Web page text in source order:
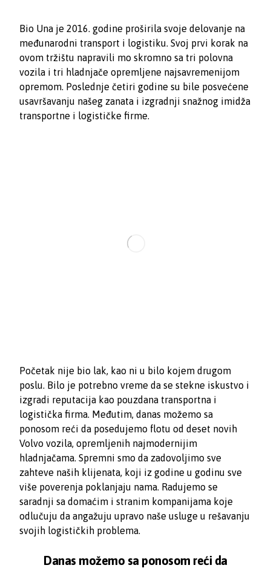
Bio Una je 2016. godine proširila svoje delovanje na
međunarodni transport i logistiku. Svoj prvi korak na
ovom tržištu napravili mo skromno sa tri polovna
vozila i tri hladnjače opremljene najsavremenijom
opremom. Poslednje četiri godine su bile posvećene
usavršavanju našeg zanata i izgradnji snažnog imidža
transportne i logističke firme.
Početak nije bio lak, kao ni u bilo kojem drugom
poslu. Bilo je potrebno vreme da se stekne iskustvo i
izgradi reputacija kao pouzdana transportna i
logistička firma. Međutim, danas možemo sa
ponosom reći da posedujemo flotu od deset novih
Volvo vozila, opremljenih najmodernijim
hladnjačama. Spremni smo da zadovoljimo sve
zahteve naših klijenata, koji iz godine u godinu sve
više poverenja poklanjaju nama. Radujemo se
saradnji sa domaćim i stranim kompanijama koje
odlučuju da angažuju upravo naše usluge u rešavanju
svojih logističkih problema.
Danas možemo sa ponosom reći da